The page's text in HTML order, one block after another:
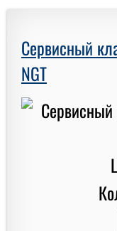
Сервисный
NGT